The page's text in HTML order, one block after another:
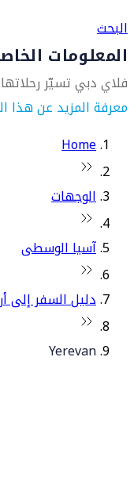
البحث
المعلومات
فلاي دبي تسيّر
معرفة المزيد عن هذا
Home
الوجهات
آسيا الوسطى
دليل السفر إلى
Yerevan